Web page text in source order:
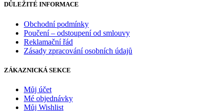
DŮLEŽITÉ INFORMACE
Obchodní podmínky
Poučení – odstoupení od smlouvy
Reklamační řád
Zásady zpracování osobních údajů
ZÁKAZNICKÁ SEKCE
Můj účet
Mé objednávky
Můj Wishlist